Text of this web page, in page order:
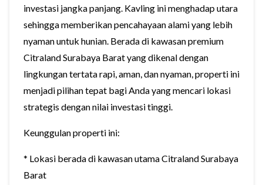
investasi jangka panjang. Kavling ini menghadap utara
sehingga memberikan pencahayaan alami yang lebih
nyaman untuk hunian. Berada di kawasan premium
Citraland Surabaya Barat yang dikenal dengan
lingkungan tertata rapi, aman, dan nyaman, properti ini
menjadi pilihan tepat bagi Anda yang mencari lokasi
strategis dengan nilai investasi tinggi.
Keunggulan properti ini:
* Lokasi berada di kawasan utama Citraland Surabaya
Barat